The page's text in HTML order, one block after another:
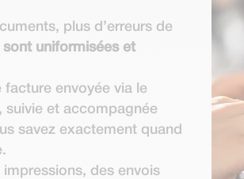
plus d’erreurs de
sont uniformisées et
facture envoyée via le
suivie et accompagnée
savez exactement quand
des envois